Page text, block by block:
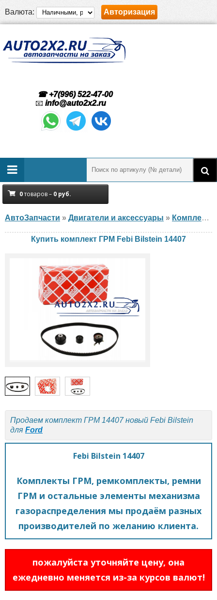
Валюта: Авторизация
☎ +7(996) 522-47-00
📧 info@auto2x2.ru
0товаров – 0 руб.
АвтоЗапчасти » Двигатели и аксессуары » Комплект ГРМ
Купить комплект ГРМ Febi Bilstein 14407
Продаем комплект ГРМ 14407 новый Febi Bilstein
для Ford
Febi Bilstein 14407
Комплекты ГРМ, ремкомплекты, ремни
ГРМ и остальные элементы механизма
газораспределения мы продаём разных
производителей по желанию клиента.
пожалуйста уточняйте цену, она
ежедневно меняется из-за курсов валют!